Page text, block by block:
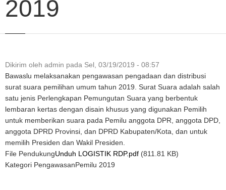
2019
Dikirim oleh admin pada Sel, 03/19/2019 - 08:57
Bawaslu melaksanakan pengawasan pengadaan dan distribusi
surat suara pemilihan umum tahun 2019. Surat Suara adalah salah
satu jenis Perlengkapan Pemungutan Suara yang berbentuk
lembaran kertas dengan disain khusus yang digunakan Pemilih
untuk memberikan suara pada Pemilu anggota DPR, anggota DPD,
anggota DPRD Provinsi, dan DPRD Kabupaten/Kota, dan untuk
memilih Presiden dan Wakil Presiden.
File PendukungUnduh LOGISTIK RDP.pdf (811.81 KB)
Kategori PengawasanPemilu 2019